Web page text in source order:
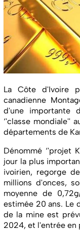
La Côte d'Ivoire
canadienne
d'une importante
‘'classe mondiale''
départements de
Dénommé ‘'projet
jour la plus
ivoirien, regorge
millions d'onces,
moyenne de
estimée 20 ans. Le
de la mine est
2024, et l'entrée en